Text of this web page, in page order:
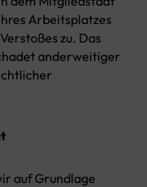
Arbeitsplatzes
zu. Das
anderweitiger
auf Grundlage